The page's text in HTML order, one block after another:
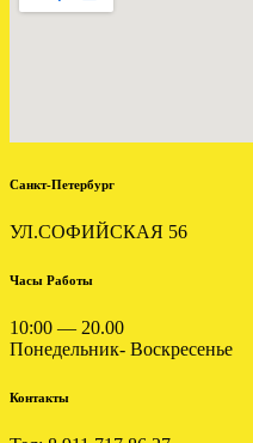
ЗАМЕНА АКПП БМВ Х3
.
Санкт-Петербург
УЛ.СОФИЙСКАЯ 56
Часы Работы
10:00 — 20.00
Понедельник- Воскресенье
Контакты